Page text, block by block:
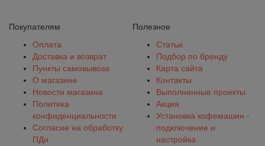
Покупателям
Оплата
Доставка и возврат
Пункты самовывоза
О магазине
Новости магазина
Политика
конфиденциальности
Согласие на обработку
ПДн
Полезное
Статьи
Подбор по бренду
Карта сайта
Контакты
Выполненные проекты
Акция
Установка кофемашин -
подключение и
настройка